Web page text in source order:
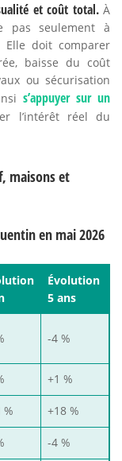
et coût total.À
pas seulement à
Elle doit comparer
baisse du coût
ou sécurisation
s’appuyer sur un
l’intérêt réel du
maisons et
en mai 2026
Évolution
5 ans
-4 %
+1 %
% +18 %
-4 %